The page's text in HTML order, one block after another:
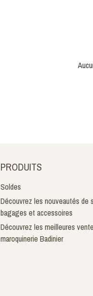
PRODUITS
Soldes
Découvrez les nouveautés de
bagages et accessoires
Découvrez les meilleures
maroquinerie Badinier